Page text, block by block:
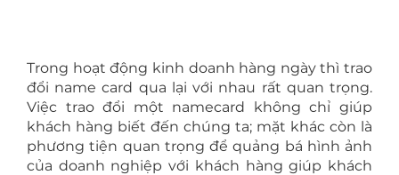
Trong hoạt động kinh doanh hàng ngày thì trao
đổi name card qua lại với nhau rất quan trọng.
Việc trao đổi một namecard không chỉ giúp
khách hàng biết đến chúng ta; mặt khác còn là
phương tiện quan trọng để quảng bá hình ảnh
của doanh nghiệp với khách hàng giúp khách